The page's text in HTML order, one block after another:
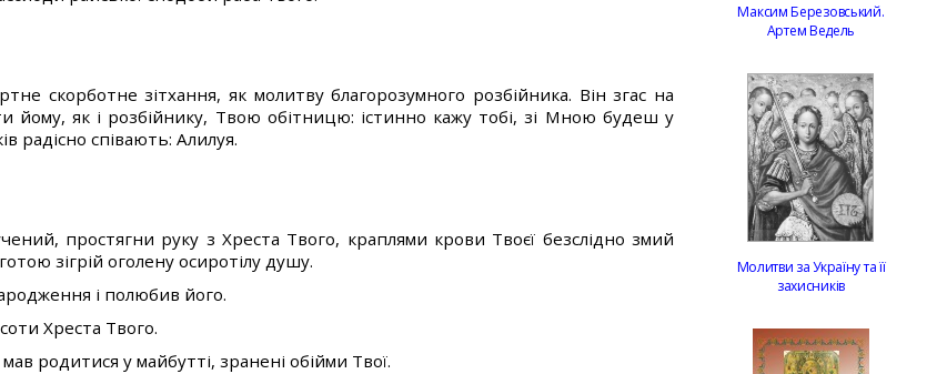
скорботне зітхання, як молитву благорозумного розбійника. Він згас на
йому, як і розбійнику, Твою обітницю: істинно кажу тобі, зі Мною будеш у
радісно співають: Алилуя.
простягни руку з Хреста Твого, краплями крови Твоєї безслідно змий
зігрій оголену осиротілу душу.
і полюбив його.
Хреста Твого.
родитися у майбутті, зранені обійми Твої.
Максим Березовський.
Артем Ведель
Молитви за Україну та її
захисників